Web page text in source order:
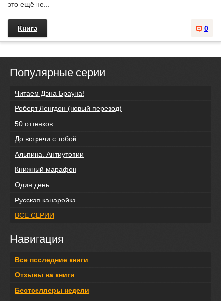
это ещё не...
0
Книга
Популярные серии
Читаем Дэна Брауна!
Роберт Ленгдон (новый перевод)
50 оттенков
До встречи с тобой
Альпина. Антиутопии
Книжный марафон
Один день
Русская канарейка
ВСЕ СЕРИИ
Навигация
Все последние книги
Отзывы на книги
Бестселлеры недели